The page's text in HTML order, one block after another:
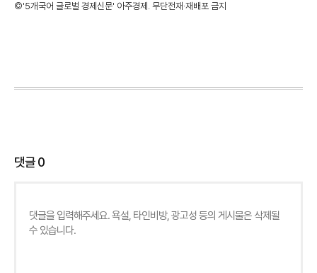
©'5개국어 글로벌 경제신문' 아주경제. 무단전재·재배포 금지
댓글0